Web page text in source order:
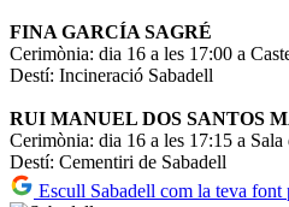
FINA GARCÍA SAGRÉ
Cerimònia: dia 16 a les 17:00 a
Destí: Incineració Sabadell
RUI MANUEL DOS SANTOS
Cerimònia: dia 16 a les 17:15 a Sala
Destí: Cementiri de Sabadell
Escull Sabadell com la teva font